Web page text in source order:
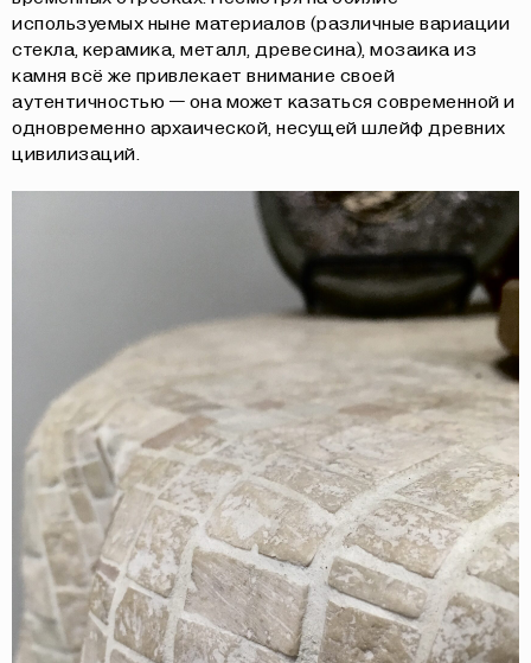
используемых ныне материалов (различные вариации
стекла, керамика, металл, древесина), мозаика из
камня всё же привлекает внимание своей
аутентичностью — она может казаться современной и
одновременно архаической, несущей шлейф древних
цивилизаций.